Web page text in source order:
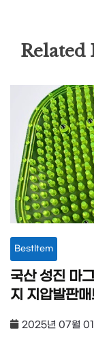
Related
BestItem
국산 성진 마
지 지압발판
2025년 07월